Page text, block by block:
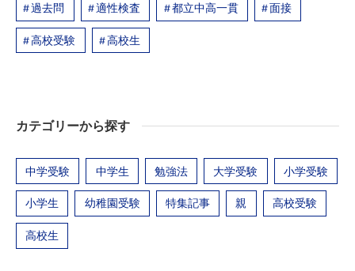
過去問 適性検査 都立中高一貫 面接
高校受験 高校生
カテゴリーから探す
中学受験 中学生 勉強法 大学受験 小学受験
小学生 幼稚園受験 特集記事 親 高校受験
高校生